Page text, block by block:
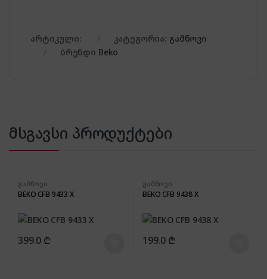
არტიკული: კატეგორია: გამწოვი
ბრენდი Beko
მსგავსი პროდუქტები
გამწოვი
BEKO CFB 9433 X
399.0 ₾
გამწოვი
BEKO CFB 9438 X
199.0 ₾